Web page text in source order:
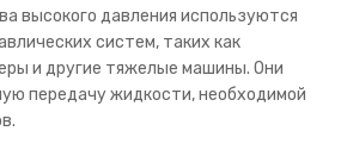
высокого давления используются
систем, таких как
и другие тяжелые машины. Они
передачу жидкости, необходимой